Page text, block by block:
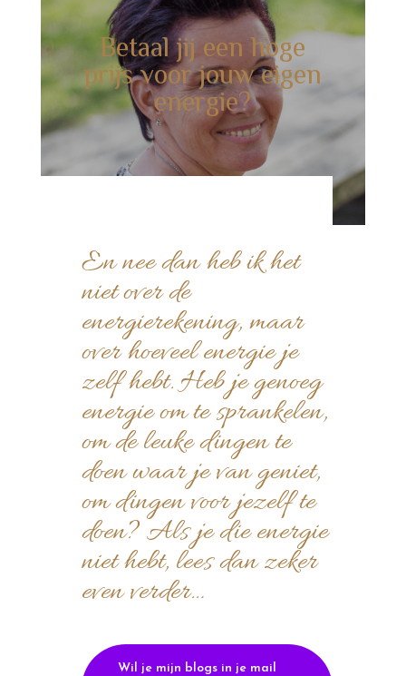
Betaal jij een hoge
prijs voor jouw eigen
energie?
En nee dan heb ik het
niet over de
energierekening, maar
over hoeveel energie je
zelf hebt. Heb je genoeg
energie om te sprankelen,
om de leuke dingen te
doen waar je van geniet,
om dingen voor jezelf te
doen? Als je die energie
niet hebt, lees dan zeker
even verder…
Wil je mijn blogs in je mail